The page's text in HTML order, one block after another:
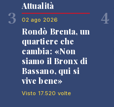
3
Attualità
02 ago 2026
Rondò Brenta, un
quartiere che
cambia: «Non
siamo il Bronx di
Bassano, qui si
vive bene»
Visto 17.520 volte
4